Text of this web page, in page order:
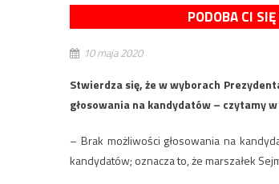
PODOBA CI
10 maja 2020
Stwierdza się, że w wyborach
głosowania na kandydatów – czytamy
– Brak możliwości głosowania na
kandydatów; oznacza to, że marszałek